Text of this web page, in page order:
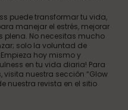
puede transformar tu vida,
manejar el estrés, mejorar
plena. No necesitas mucho
solo la voluntad de
hoy mismo y
en tu vida diaria! Para
nuestra sección “Glow
nuestra revista en el sitio